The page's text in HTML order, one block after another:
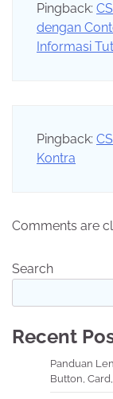
Pingback:
dengan
Informasi
Pingback:
Kontra
Comments are
Search
Recent
Panduan
Button,